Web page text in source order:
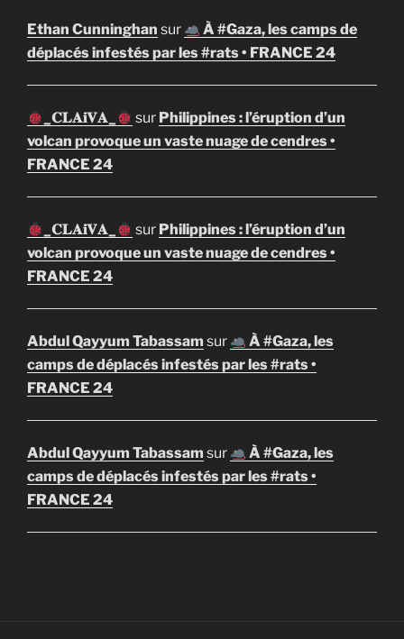
Ethan Cunninghan sur
À #Gaza, les camps de
déplacés infestés par les #rats • FRANCE 24
_𝐂𝐋𝐀𝐢𝐕𝐀_ sur Philippines : l’éruption d’un
volcan provoque un vaste nuage de cendres •
FRANCE 24
_𝐂𝐋𝐀𝐢𝐕𝐀_ sur Philippines : l’éruption d’un
volcan provoque un vaste nuage de cendres •
FRANCE 24
Abdul Qayyum Tabassam sur
À #Gaza, les
camps de déplacés infestés par les #rats •
FRANCE 24
Abdul Qayyum Tabassam sur
À #Gaza, les
camps de déplacés infestés par les #rats •
FRANCE 24